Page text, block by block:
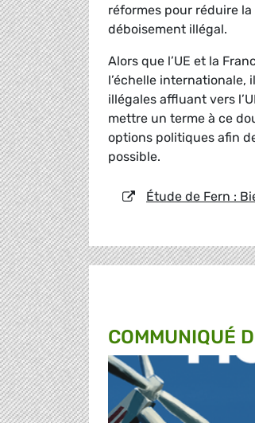
réformes pour réduire la
déboisement illégal.
Alors que l’UE et la
l’échelle internationale,
illégales affluant vers
mettre un terme à ce
options politiques afin
possible.
Étude de Fern :
COMMUNIQUÉ